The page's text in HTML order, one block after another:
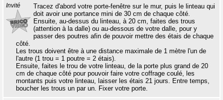
Invité
Tracez d'abord votre porte-fenêtre sur le mur, puis le linteau qui
doit avoir une portance mini de 30 cm de chaque côté.
Ensuite, au-dessus du linteau, à 20 cm, faites des trous
(attention à la dalle) ou au-dessous de votre dalle, pour y
passer des poutres afin de pouvoir mettre des étais de chaque
côté.
Les trous doivent être à une distance maximale de 1 mètre l'un de
l'autre (1 trou = 1 poutre = 2 étais).
Ensuite, faites le trou de votre linteau, de la porte plus grand de 20
cm de chaque côté pour pouvoir faire votre coffrage coulé, les
montants puis votre linteau, laisser les étais 21 jours. Entre temps,
boucher les trous un par un. Fixer votre porte.